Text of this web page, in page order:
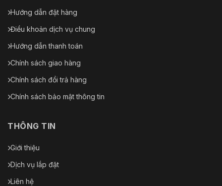
Hướng dẫn đặt hàng
Điều khoản dịch vụ chung
Hướng dẫn thanh toán
Chính sách giao hàng
Chính sách đổi trả hàng
Chính sách bảo mật thông tin
THÔNG TIN
Giới thiệu
Dịch vụ lắp đặt
Liên hệ